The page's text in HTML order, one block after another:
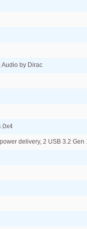
by Dirac
delivery, 2 USB 3.2 Gen